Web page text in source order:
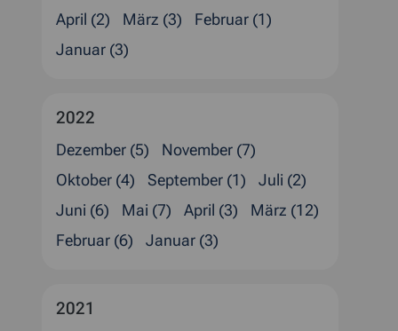
April (2)
März (3)
Februar (1)
Januar (3)
2022
Dezember (5)
November (7)
Oktober (4)
September (1)
Juli (2)
Juni (6)
Mai (7) April (3)
März (12)
Februar (6)
Januar (3)
2021